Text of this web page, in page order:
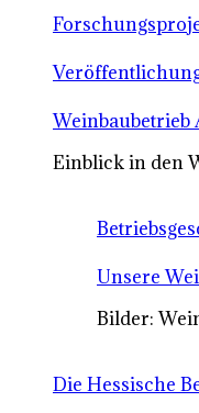
Weinbaubetrieb
Einblick in den
Unsere
Bilder:
Die Hessische